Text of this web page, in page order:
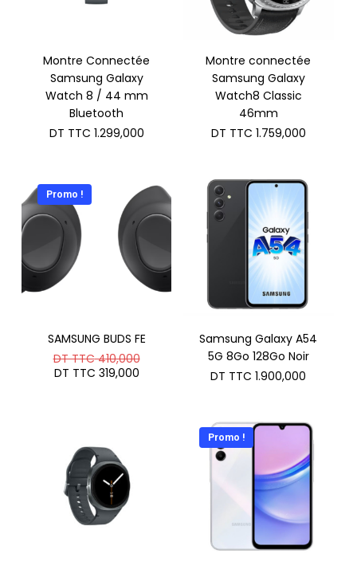
Montre Connectée
Samsung Galaxy
Watch 8 / 44 mm
Bluetooth
DT TTC 1.299,000
Montre connectée
Samsung Galaxy
Watch8 Classic
46mm
DT TTC 1.759,000
Promo !
SAMSUNG BUDS FE
DT TTC410,000Le
TTC 410,000.
DT TTC 319,000Le
TTC 319,000.
Samsung Galaxy A54
5G 8Go 128Go Noir
DT TTC 1.900,000
Promo !